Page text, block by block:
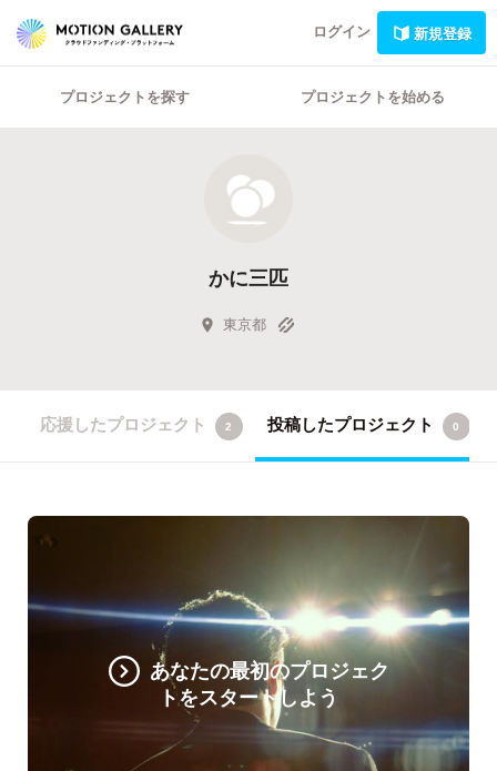
ログイン 新規登録
プロジェクトを探す プロジェクトを始める
かに三匹
東京都
応援したプロジェクト 2 投稿したプロジェクト 0
あなたの最初のプロジェク
トをスタートしよう